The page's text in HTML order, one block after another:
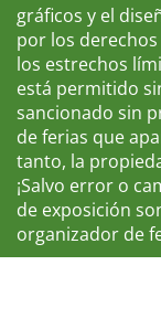
gráficos y el
por los
los estrechos
está permitido
sancionado sin
de ferias que
tanto, la
¡Salvo error o
de exposición
organizador de